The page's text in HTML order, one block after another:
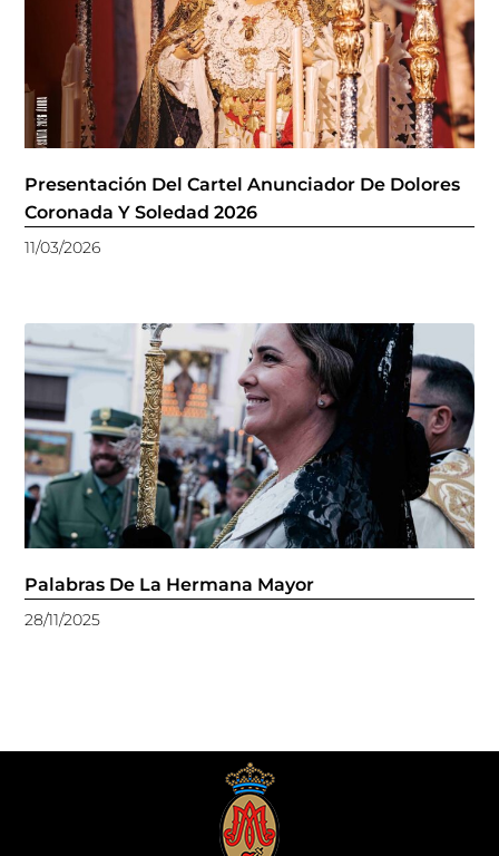
Presentación Del Cartel Anunciador De Dolores
Coronada Y Soledad 2026
11/03/2026
Palabras De La Hermana Mayor
28/11/2025